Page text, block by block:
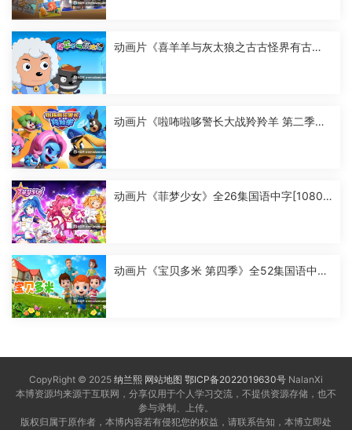
动画片《喜羊羊与灰太狼之古古怪界有古
动画片《啦咘啦哆警长大战羚羚羊 第二季》
动画片《菲梦少女》全26集国语中字[1080
动画片《宝贝多米 第四季》全52集国语中字
CopyRight © 2025 纳兰熙 网站地图 鄂ICP备2022019630号 NalanXi
本博资源均来源于互联网，分享仅用于个人学习交流，不提供资源存储，也不
参与录制、上传。
版权归属于原作者，本博内容若有侵犯您的权益，请联系告知，本博立即处